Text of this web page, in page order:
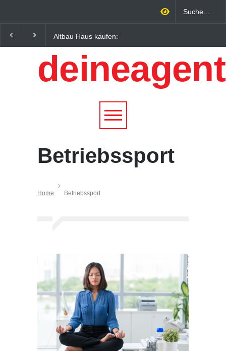
Altbau Haus kaufen:
Unterschiede zwischen
Süddeutschland und
Österreich einfach erklärt
Wirtschaftsfaktor: Wie
Qualitätstourismus
profitieren
Betriebssport
Home Betriebssport